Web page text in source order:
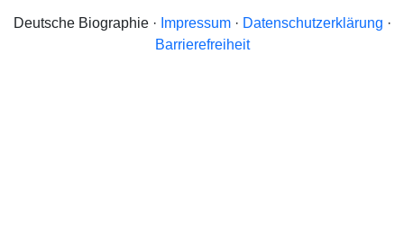
Deutsche Biographie · Impressum· Datenschutzerklärung ·
Barrierefreiheit